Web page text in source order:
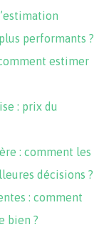
performants ?
estimer
: prix du
: comment les
décisions ?
: comment
bien ?